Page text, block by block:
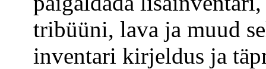
tribüüni, lava ja muud
inventari kirjeldus ja